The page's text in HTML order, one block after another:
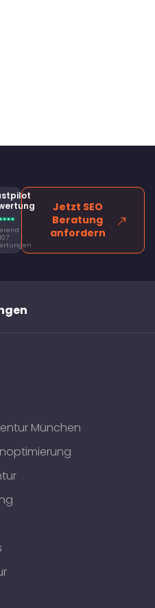
Jetzt SEO
Beratung
anfordern
München